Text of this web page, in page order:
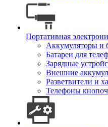
Портативная
Аккумуляторы и
Батареи для
Зарядные
Внешние
Разветвители и
Телефоны